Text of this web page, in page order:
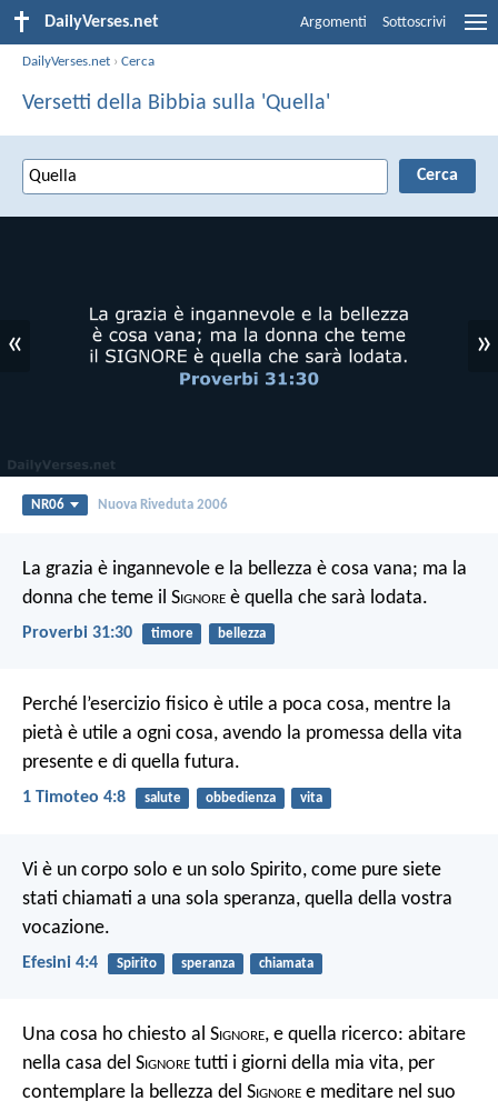
DailyVerses.net Argomenti Sottoscrivi
DailyVerses.net ›Cerca
Versetti della Bibbia sulla 'Quella'
« »
NR06 Nuova Riveduta 2006
La grazia è ingannevole e la bellezza è cosa vana; ma la
donna che teme il Signore è quella che sarà lodata.
Proverbi 31:30 timore bellezza
Perché l’esercizio fisico è utile a poca cosa, mentre la
pietà è utile a ogni cosa, avendo la promessa della vita
presente e di quella futura.
1 Timoteo 4:8 salute obbedienza vita
Vi è un corpo solo e un solo Spirito, come pure siete
stati chiamati a una sola speranza, quella della vostra
vocazione.
Efesini 4:4 Spirito speranza chiamata
Una cosa ho chiesto al Signore, e quella ricerco: abitare
nella casa del Signore tutti i giorni della mia vita, per
contemplare la bellezza del Signore e meditare nel suo